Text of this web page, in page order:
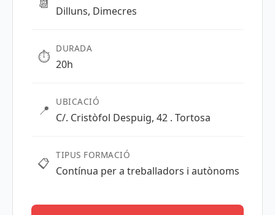
Dilluns, Dimecres
⏱️ DURADA
20h
📍 UBICACIÓ
C/. Cristòfol Despuig, 42 . Tortosa
📋 TIPUS FORMACIÓ
Contínua per a treballadors i autònoms